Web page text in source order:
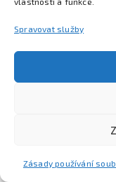
Spravovat služby
Zásady používání